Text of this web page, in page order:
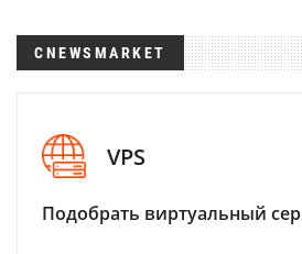
CNEWSMARKET
VPS
Подобрать виртуальный